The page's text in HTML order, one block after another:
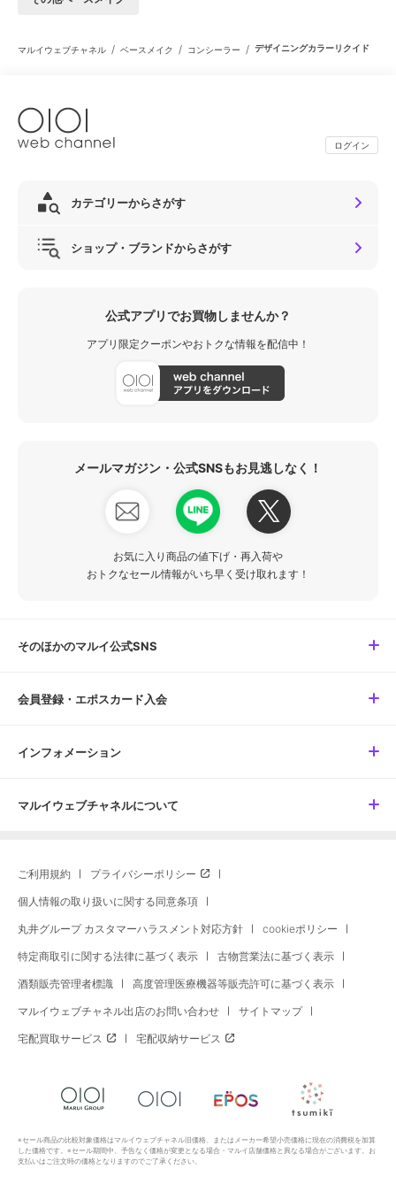
マルイウェブチャネル / ベースメイク / コンシーラー / デザイニングカラーリクイド
ログイン
カテゴリーからさがす
ショップ・ブランドからさがす
公式アプリでお買物しませんか？
アプリ限定クーポンやおトクな情報を配信中！
メールマガジン・公式SNSもお見逃しなく！
お気に入り商品の値下げ・再入荷や
おトクなセール情報がいち早く受け取れます！
そのほかのマルイ公式SNS
会員登録・エポスカード入会
インフォメーション
マルイウェブチャネルについて
ご利用規約 プライバシーポリシー
個人情報の取り扱いに関する同意条項
丸井グループ カスタマーハラスメント対応方針 cookieポリシー
特定商取引に関する法律に基づく表示 古物営業法に基づく表示
酒類販売管理者標識 高度管理医療機器等販売許可に基づく表示
マルイウェブチャネル出店のお問い合わせ サイトマップ
宅配買取サービス 宅配収納サービス
※セール商品の比較対象価格はマルイウェブチャネル旧価格、またはメーカー希望小売価格に現在の消費税を加算
した価格です。※セール期間中、予告なく価格が変更となる場合・マルイ店舗価格と異なる場合がございます。お
支払いはご注文時の価格となりますのでご了承ください。